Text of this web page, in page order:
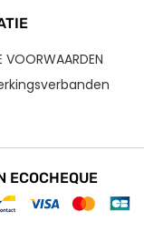
VOORWAARDEN
ECOCHEQUE